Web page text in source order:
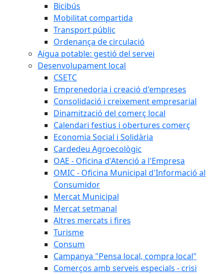
Bicibús
Mobilitat compartida
Transport públic
Ordenança de circulació
Aigua potable: gestió del servei
Desenvolupament local
CSETC
Emprenedoria i creació d'empreses
Consolidació i creixement empresarial
Dinamització del comerç local
Calendari festius i obertures comerç
Economia Social i Solidària
Cardedeu Agroecològic
OAE - Oficina d'Atenció a l'Empresa
OMIC - Oficina Municipal d'Informació al
Consumidor
Mercat Municipal
Mercat setmanal
Altres mercats i fires
Turisme
Consum
Campanya "Pensa local, compra local"
Comerços amb serveis especials - crisi